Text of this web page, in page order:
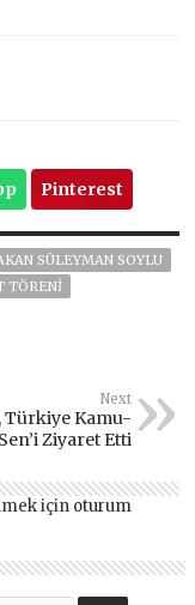
Pinterest
SÜLEYMAN SOYLU
TÖRENI
Next
Türkiye Kamu-
Sen’i Ziyaret Etti
için oturum